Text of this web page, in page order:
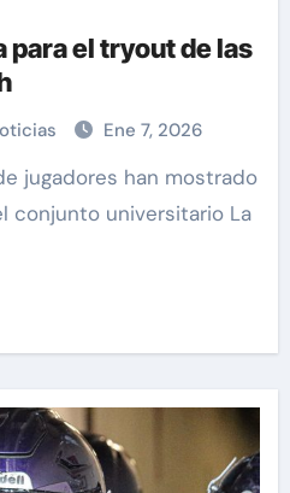
para el tryout de las
Ene 7, 2026
conjunto universitario La